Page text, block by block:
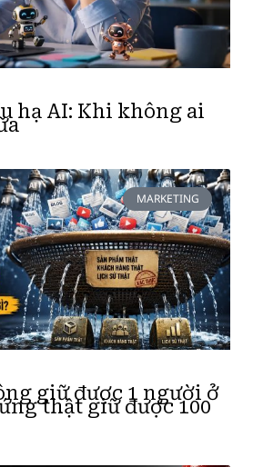
hạ AI: Khi không ai
MARKETING
giữ được 1 người ở
thật giữ được 100